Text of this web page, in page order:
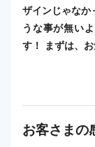
ザインじゃなか
うな事が無い
す！ まずは、
お客さまの